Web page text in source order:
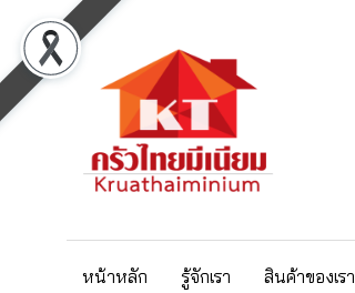
หน้าหลัก รู้จักเรา สินค้าของเรา